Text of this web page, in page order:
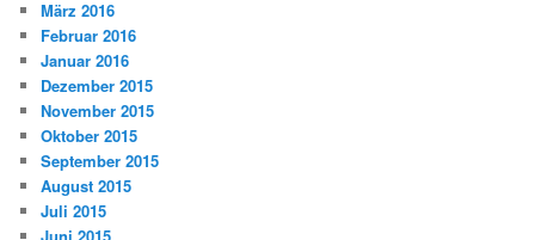
März 2016
Februar 2016
Januar 2016
Dezember 2015
November 2015
Oktober 2015
September 2015
August 2015
Juli 2015